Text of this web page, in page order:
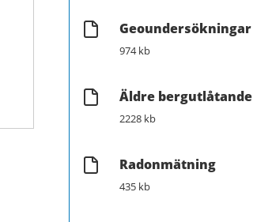
Geoundersökningar
974 kb
Äldre bergutlåtande
2228 kb
Radonmätning
435 kb